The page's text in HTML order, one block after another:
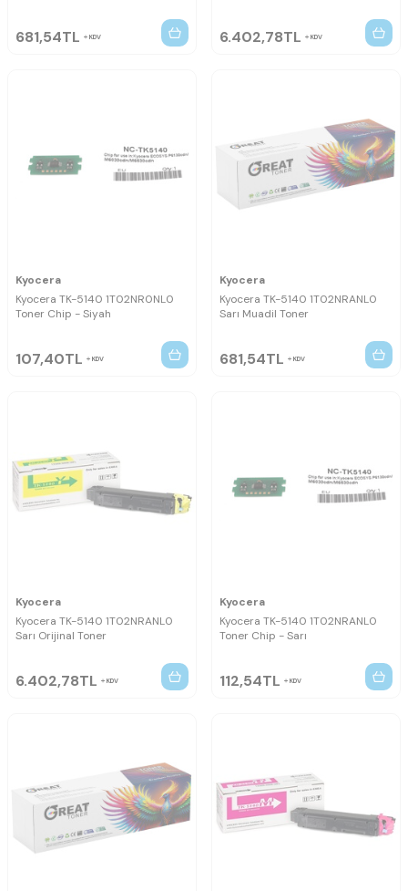
681,54TL KDV 6.402,78TL KDV
Kyocera
Kyocera TK-5140 1T02NR0NL0
Toner Chip - Siyah
107,40TL KDV
Kyocera
Kyocera TK-5140 1T02NRANL0
Sarı Muadil Toner
681,54TL KDV
Kyocera
Kyocera TK-5140 1T02NRANL0
Sarı Orijinal Toner
6.402,78TL KDV
Kyocera
Kyocera TK-5140 1T02NRANL0
Toner Chip - Sarı
112,54TL KDV